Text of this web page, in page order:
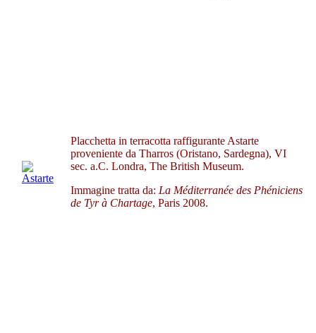
Placchetta in terracotta raffigurante Astarte
proveniente da Tharros (Oristano, Sardegna), VI
sec. a.C. Londra, The British Museum.
Immagine tratta da: La Méditerranée des Phéniciens
de Tyr à Chartage, Paris 2008.